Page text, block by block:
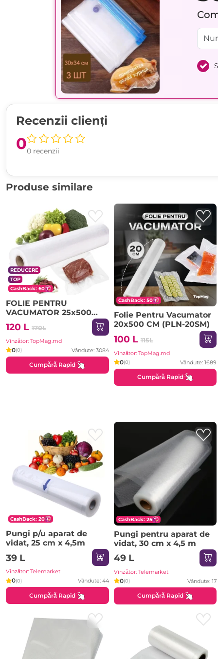
Recenzii clienți
00 recenzii
Produse similare
REDUCERE
TOP
CashBack: 60
FOLIE PENTRU
VACUMATOR 25x500
CM
120 L 170L
Vînzător: TopMag.md
0(0) Vândute: 3084
Cumpără Rapid
CashBack: 50
Folie Pentru Vacumator
20x500 CM (PLN-20SM)
100 L 115L
Vînzător: TopMag.md
0(0) Vândute: 1689
Cumpără Rapid
CashBack: 20
Pungi p/u aparat de
vidat, 25 cm х 4,5m
39 L
Vînzător: Telemarket
0(0) Vândute: 44
Cumpără Rapid
CashBack: 25
Pungi pentru aparat de
vidat, 30 cm х 4,5 m
49 L
Vînzător: Telemarket
0(0) Vândute: 17
Cumpără Rapid